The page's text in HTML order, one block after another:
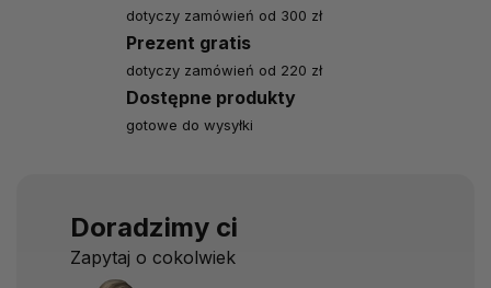
dotyczy zamówień od 300 zł
Prezent gratis
dotyczy zamówień od 220 zł
Dostępne produkty
gotowe do wysyłki
Doradzimy ci
Zapytaj o cokolwiek